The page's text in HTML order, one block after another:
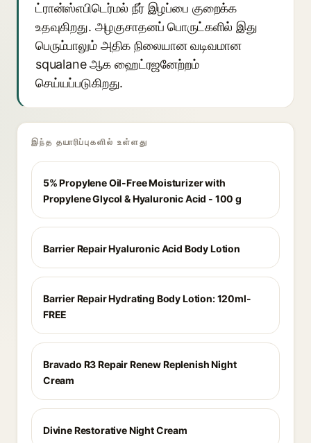
ட்ரான்ஸ்எபிடெர்மல் நீர் இழப்பை குறைக்க
உதவுகிறது. அழகுசாதனப் பொருட்களில் இது
பெரும்பாலும் அதிக நிலையான வடிவமான
squalane ஆக ஹைட்ரஜனேற்றம்
செய்யப்படுகிறது.
இந்த தயாரிப்புகளில் உள்ளது
5% Propylene Oil-Free Moisturizer with
Propylene Glycol & Hyaluronic Acid - 100 g
Barrier Repair Hyaluronic Acid Body Lotion
Barrier Repair Hydrating Body Lotion: 120ml-
FREE
Bravado R3 Repair Renew Replenish Night
Cream
Divine Restorative Night Cream